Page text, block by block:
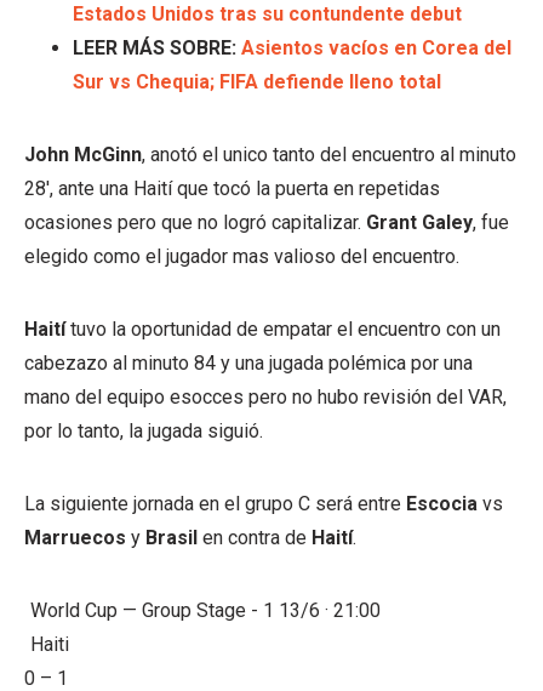
Estados Unidos tras su contundente debut
LEER MÁS SOBRE: Asientos vacíos en Corea del
Sur vs Chequia; FIFA defiende lleno total
John McGinn, anotó el unico tanto del encuentro al minuto
28′, ante una Haití que tocó la puerta en repetidas
ocasiones pero que no logró capitalizar. Grant Galey, fue
elegido como el jugador mas valioso del encuentro.
Haitítuvo la oportunidad de empatar el encuentro con un
cabezazo al minuto 84 y una jugada polémica por una
mano del equipo esocces pero no hubo revisión del VAR,
por lo tanto, la jugada siguió.
La siguiente jornada en el grupo C será entre Escocia vs
Marruecos y Brasil en contra de Haití.
World Cup — Group Stage - 1 13/6 · 21:00
Haiti
0 – 1